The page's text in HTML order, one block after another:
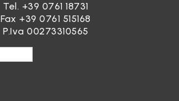
Tel. +39 0761 18731
Fax +39 0761 515168
P.Iva 00273310565